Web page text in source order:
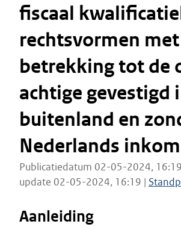
fiscaal
rechtsvormen met
betrekking tot de
achtige gevestigd
buitenland en
Nederlands
Publicatiedatum 02-05-2024,
update 02-05-2024, 16:19 |
Aanleiding